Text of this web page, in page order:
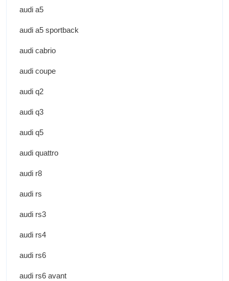
audi a5
audi a5 sportback
audi cabrio
audi coupe
audi q2
audi q3
audi q5
audi quattro
audi r8
audi rs
audi rs3
audi rs4
audi rs6
audi rs6 avant